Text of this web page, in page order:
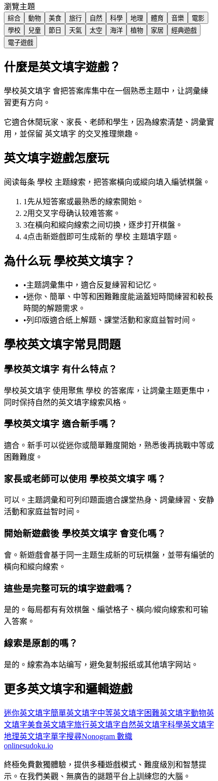
瀏覽主題
綜合 動物 美食 旅行 自然 科學 地理 體育 音樂
電影
學校
兒童 節日 天氣 太空 海洋 植物 家居
經典遊戲
電子遊戲
什麼是英文填字遊戲？
學校英文填字 會把答案库集中在一個熟悉主题中，让詞彙練
習更有方向。
它適合休閒玩家、家長、老師和學生，因為線索清楚、詞彙實
用，並保留 英文填字 的交叉推理樂趣。
英文填字遊戲怎麼玩
阅读每条 學校 主题線索，把答案橫向或縱向填入編號棋盤。
1 先从短答案或最熟悉的線索開始。
2用交叉字母确认较难答案。
3在橫向和縱向線索之间切换，逐步打开棋盤。
4点击新遊戲即可生成新的 學校 主题填字题。
為什么玩 學校英文填字？
•主题詞彙集中，適合反复練習和记忆。
•迷你、簡單、中等和困難難度能涵蓋短時間練習和較長
時間的解題需求。
•列印版適合纸上解题、課堂活動和家庭益智时间。
學校英文填字常見問題
學校英文填字 有什么特点？
學校英文填字 使用聚焦 學校 的答案库，让詞彙主题更集中，
同时保持自然的英文填字線索风格。
學校英文填字 適合新手嗎？
適合。新手可以從迷你或簡單難度開始，熟悉後再挑戰中等或
困難難度。
家長或老師可以使用 學校英文填字 嗎？
可以。主题詞彙和可列印題面適合課堂热身、詞彙練習、安静
活動和家庭益智时间。
開始新遊戲後 學校英文填字 會变化嗎？
會。新遊戲會基于同一主题生成新的可玩棋盤，並带有編號的
橫向和縱向線索。
這些是完整可玩的填字遊戲嗎？
是的。每局都有有效棋盤、編號格子、橫向/縱向線索和可输
入答案。
線索是原創的嗎？
是的。線索為本站编写，避免复制报纸或其他填字网站。
更多英文填字和邏輯遊戲
迷你英文填字簡單英文填字中等英文填字 困難英文填字動物英
文填字美食英文填字旅行英文填字自然英文填字科學英文填字
地理英文填字單字搜尋Nonogram 數織
onlinesudoku.io
終極免費數獨體驗，提供多種遊戲模式、難度級別和智慧提
示。在我們美觀、無廣告的謎題平台上訓練您的大腦。